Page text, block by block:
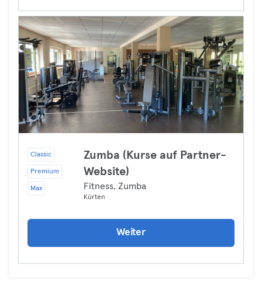
Classic
Premium
Max
Zumba (Kurse auf Partner-
Website)
Fitness, Zumba
Kürten
Weiter